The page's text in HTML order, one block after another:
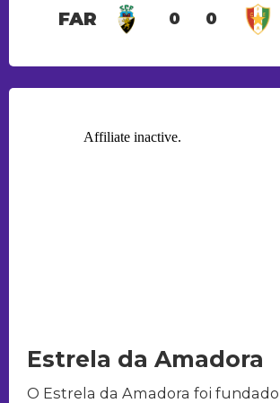
FAR 0 0
Estrela da Amadora
O Estrela da Amadora foi